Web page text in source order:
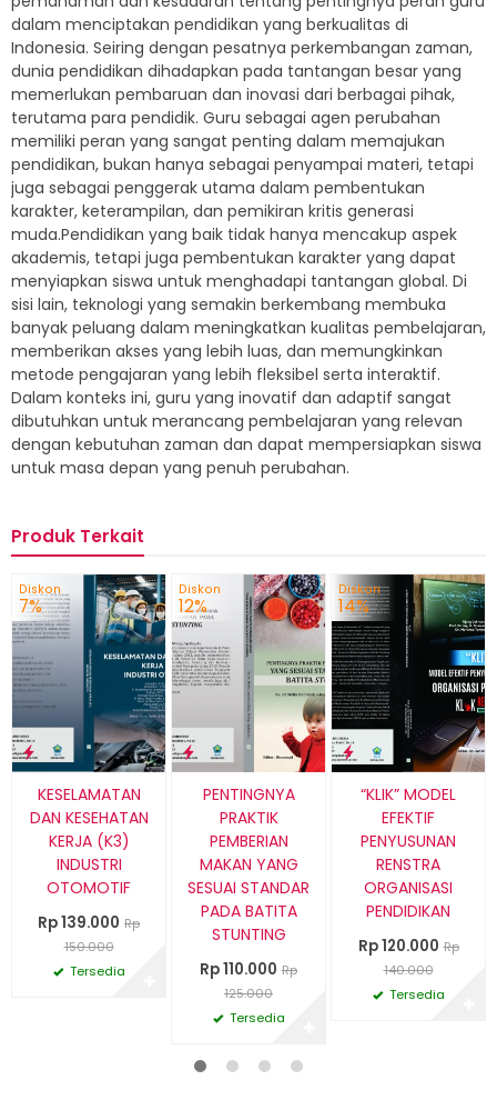
dalam menciptakan pendidikan yang berkualitas di
Indonesia. Seiring dengan pesatnya perkembangan zaman,
dunia pendidikan dihadapkan pada tantangan besar yang
memerlukan pembaruan dan inovasi dari berbagai pihak,
terutama para pendidik. Guru sebagai agen perubahan
memiliki peran yang sangat penting dalam memajukan
pendidikan, bukan hanya sebagai penyampai materi, tetapi
juga sebagai penggerak utama dalam pembentukan
karakter, keterampilan, dan pemikiran kritis generasi
muda.Pendidikan yang baik tidak hanya mencakup aspek
akademis, tetapi juga pembentukan karakter yang dapat
menyiapkan siswa untuk menghadapi tantangan global. Di
sisi lain, teknologi yang semakin berkembang membuka
banyak peluang dalam meningkatkan kualitas pembelajaran,
memberikan akses yang lebih luas, dan memungkinkan
metode pengajaran yang lebih fleksibel serta interaktif.
Dalam konteks ini, guru yang inovatif dan adaptif sangat
dibutuhkan untuk merancang pembelajaran yang relevan
dengan kebutuhan zaman dan dapat mempersiapkan siswa
untuk masa depan yang penuh perubahan.
Produk Terkait
Diskon
7%
KESELAMATAN
DAN KESEHATAN
KERJA (K3)
INDUSTRI
OTOMOTIF
Rp 139.000 Rp
150.000
Tersedia
Diskon
12%
PENTINGNYA
PRAKTIK
PEMBERIAN
MAKAN YANG
SESUAI STANDAR
PADA BATITA
STUNTING
Rp 110.000 Rp
125.000
Tersedia
Diskon
14%
“KLIK” MODEL
EFEKTIF
PENYUSUNAN
RENSTRA
ORGANISASI
PENDIDIKAN
Rp 120.000 Rp
140.000
Tersedia